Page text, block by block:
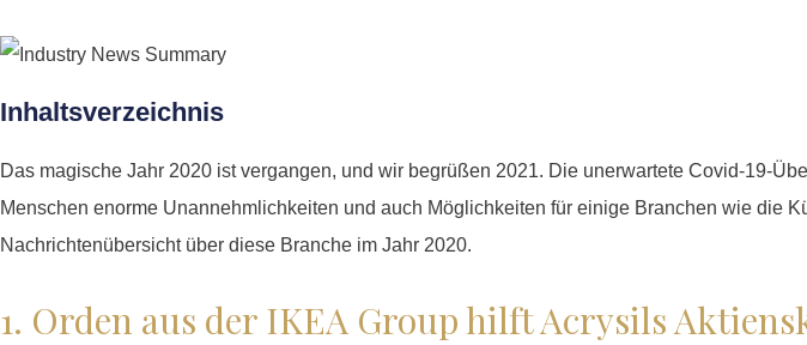
Inhaltsverzeichnis
Das magische Jahr 2020 ist vergangen, und wir begrüßen 2021. Die unerwartete Covid-19-
Menschen enorme Unannehmlichkeiten und auch Möglichkeiten für einige Branchen wie die
Nachrichtenübersicht über diese Branche im Jahr 2020.
1. Orden aus der IKEA Group hilft Acrysils